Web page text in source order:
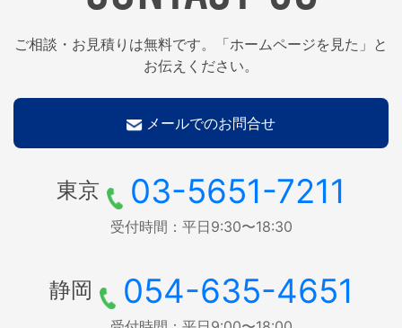
ご相談・お見積りは無料です。「ホームページを見た」と
お伝えください。
メールでのお問合せ
東京 03-5651-7211
受付時間：平日9:30〜18:30
静岡 054-635-4651